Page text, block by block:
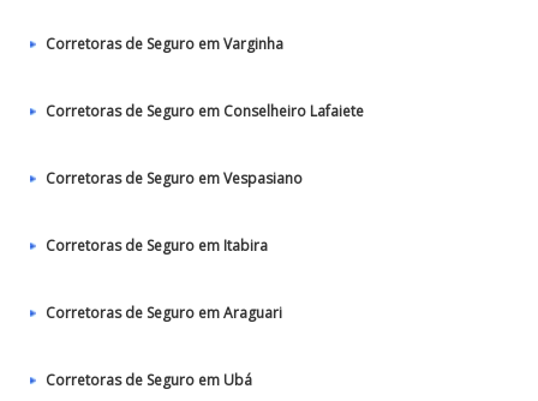
Corretoras de Seguro em Varginha
Corretoras de Seguro em Conselheiro Lafaiete
Corretoras de Seguro em Vespasiano
Corretoras de Seguro em Itabira
Corretoras de Seguro em Araguari
Corretoras de Seguro em Ubá